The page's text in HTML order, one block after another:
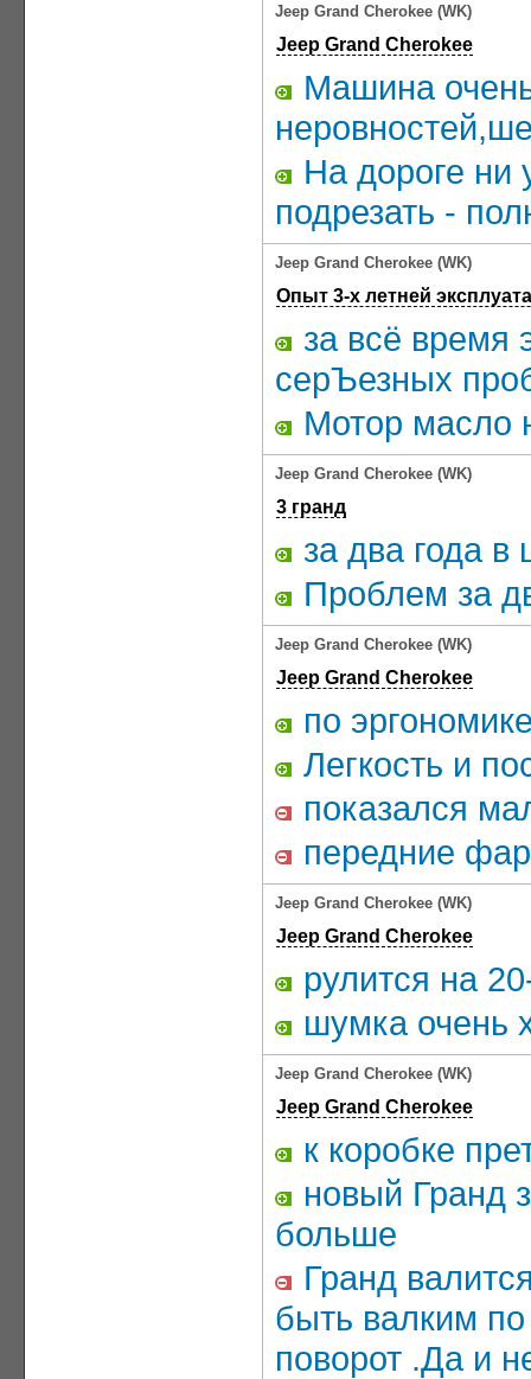
Jeep Grand Cherokee (WK)
Jeep Grand Cherokee
Машина
На дороге ни
подрезать -
Jeep Grand Cherokee (WK)
Опыт 3-х летней
за всё время
серЪезных
Мотор масло
Jeep Grand Cherokee (WK)
3 гранд
за два года в
Проблем за
Jeep Grand Cherokee (WK)
Jeep Grand Cherokee
по
Легкость и
показался
передние
Jeep Grand Cherokee (WK)
Jeep Grand Cherokee
рулится на
шумка очень
Jeep Grand Cherokee (WK)
Jeep Grand Cherokee
к коробке
новый Гранд
больше
Гранд
быть валким
поворот .Да и